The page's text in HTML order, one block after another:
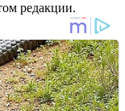
редакции.